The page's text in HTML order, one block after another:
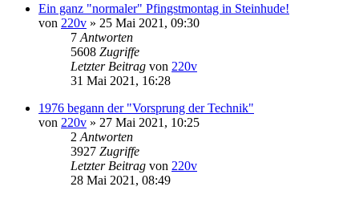
Ein ganz "normaler" Pfingstmontag in Steinhude!
von 220v » 25 Mai 2021, 09:30
7 Antworten
5608 Zugriffe
Letzter Beitrag von 220v
31 Mai 2021, 16:28
1976 begann der "Vorsprung der Technik"
von 220v » 27 Mai 2021, 10:25
2 Antworten
3927 Zugriffe
Letzter Beitrag von 220v
28 Mai 2021, 08:49